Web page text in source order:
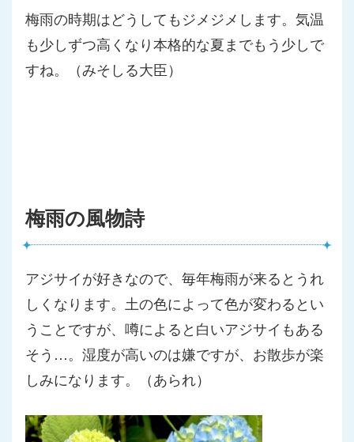
梅雨の時期はどうしてもジメジメします。気温
も少しずつ高くなり本格的な夏までもう少しで
すね。（みそしる大臣）
梅雨の風物詩
アジサイが好きなので、毎年梅雨が来るとうれ
しくなります。 土の色によって色が変わるとい
うことですが、 噂によると白いアジサイもある
そう…。湿度が高いのは嫌ですが、 お散歩が楽
しみになります。（あられ）